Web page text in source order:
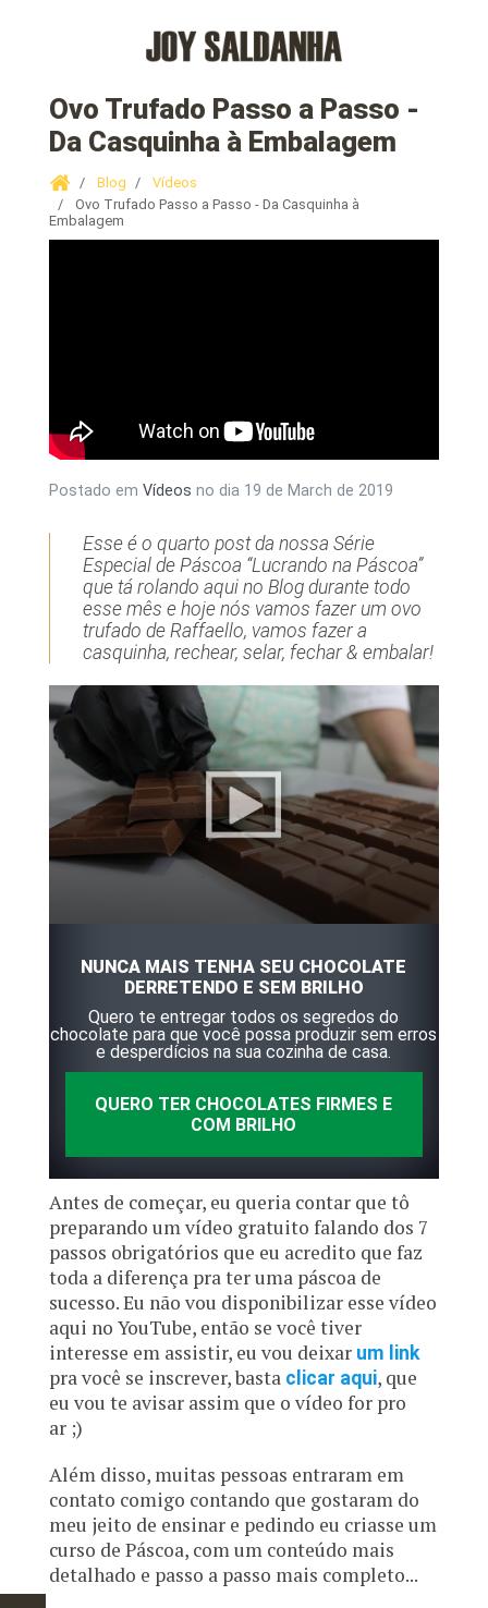
Ovo Trufado Passo a Passo -
Da Casquinha à Embalagem
Blog
Vídeos
Ovo Trufado Passo a Passo - Da Casquinha à
Embalagem
Postado em Vídeos no dia 19 de March de 2019
Esse é o quarto post da nossa Série
Especial de Páscoa “Lucrando na Páscoa”
que tá rolando aqui no Blog durante todo
esse mês e hoje nós vamos fazer um ovo
trufado de Raffaello, vamos fazer a
casquinha, rechear, selar, fechar & embalar!
NUNCA MAIS TENHA SEU CHOCOLATE
DERRETENDO E SEM BRILHO
Quero te entregar todos os segredos do
chocolate para que você possa produzir sem erros
e desperdícios na sua cozinha de casa.
QUERO TER CHOCOLATES FIRMES E
COM BRILHO
Antes de começar, eu queria contar que tô
preparando um vídeo gratuito falando dos 7
passos obrigatórios que eu acredito que faz
toda a diferença pra ter uma páscoa de
sucesso. Eu não vou disponibilizar esse vídeo
aqui no YouTube, então se você tiver
interesse em assistir, eu vou deixar um link
pra você se inscrever, basta clicar aqui, que
eu vou te avisar assim que o vídeo for pro
ar ;)
Além disso, muitas pessoas entraram em
contato comigo contando que gostaram do
meu jeito de ensinar e pedindo eu criasse um
curso de Páscoa, com um conteúdo mais
detalhado e passo a passo mais completo...